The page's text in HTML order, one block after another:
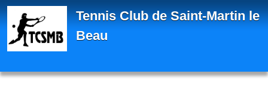
Tennis Club de Saint-Martin le
Beau
Panneau de gestion des cookies